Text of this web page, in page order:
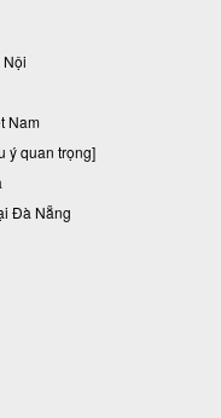
Nội
Nam
ý quan trọng]
Đà Nẵng